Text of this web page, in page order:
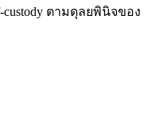
ตามดุลยพินิจของ